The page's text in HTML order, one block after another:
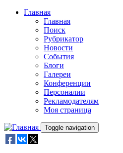
Skip to main content
Главная
Главная
Поиск
Рубрикатор
Новости
События
Блоги
Галереи
Конференции
Персоналии
Рекламодателям
Моя страница
Toggle navigation